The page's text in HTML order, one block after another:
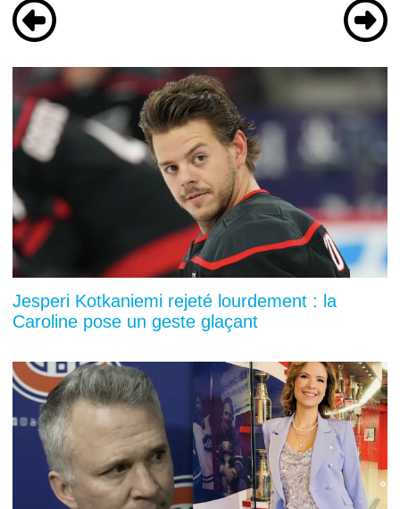
Jesperi Kotkaniemi rejeté lourdement : la
Caroline pose un geste glaçant